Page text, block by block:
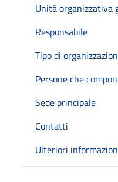
Unità organizzativa
Responsabile
Tipo di
Persone che
Sede principale
Contatti
Ulteriori